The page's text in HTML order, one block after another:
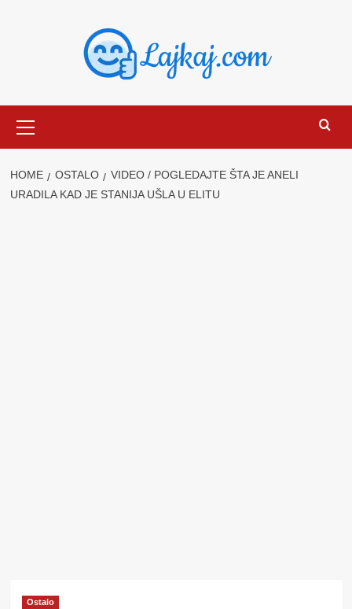
Menu
HOME OSTALO
VIDEO / POGLEDAJTE ŠTA JE ANELI
URADILA KAD JE STANIJA UŠLA U ELITU
Ostalo